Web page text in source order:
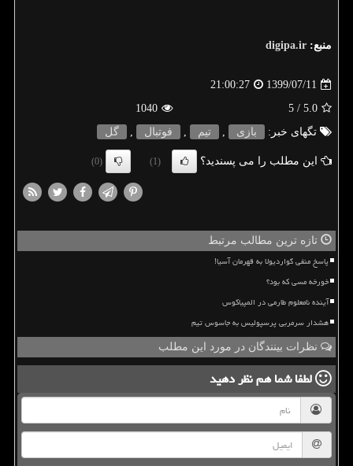
منبع: digipa.ir
1399/07/11
21:00:27
5.0
/ 5
1040
تگهای خبر:
بازی , تیم , فوتبال , گل
این مطلب را می پسندید؟ (1)
(0)
تازه ترین مطالب مرتبط
پاسخ منفی گواردیولا به قهرمان آسیا!
خورخه مسی که بود؟
آینده نامعلوم طارمی در المپیاکوس
هشدار سرمربی پرسپولیس به جاسوس تیم
نظرات بینندگان در مورد این مطلب
لطفا شما همنظر دهید